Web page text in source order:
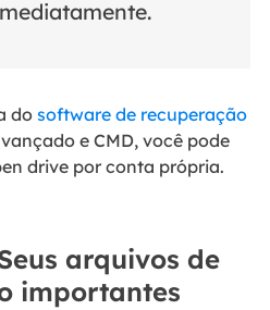
dosoftware de recuperação
e CMD, você pode
drive por conta própria.
arquivos de
importantes